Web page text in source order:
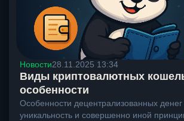
Новости28.11.2025 13:34
Виды криптовалютных
особенности
Особенности децентрализованных
уникальность и совершенно иной